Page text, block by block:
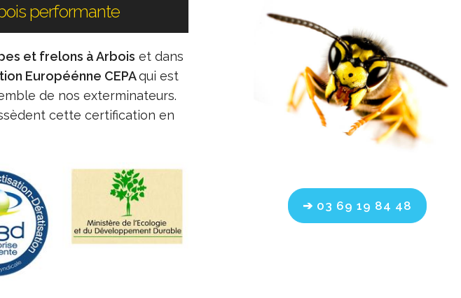
performante
et frelons à Arbois et dans
Européénne CEPAqui est
de nos exterminateurs.
cette certification en
➔ 03 69 19 84 48